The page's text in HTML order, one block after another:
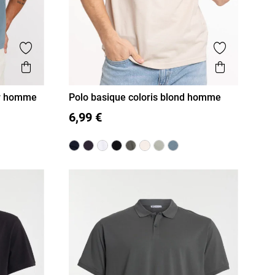
Ajouter aux favoris
Aperçu rapide
homme
Ajouter
Aperçu
S M
Polo basique coloris blond homme
6,99 €